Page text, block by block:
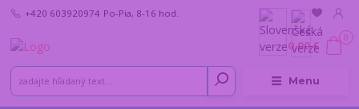
Menu
+420 603920974 Po-Pia, 8-16 hod.
0
0,00 €